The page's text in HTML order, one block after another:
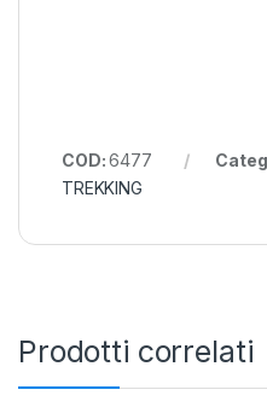
COD:6477
TREKKING
Prodotti correlati